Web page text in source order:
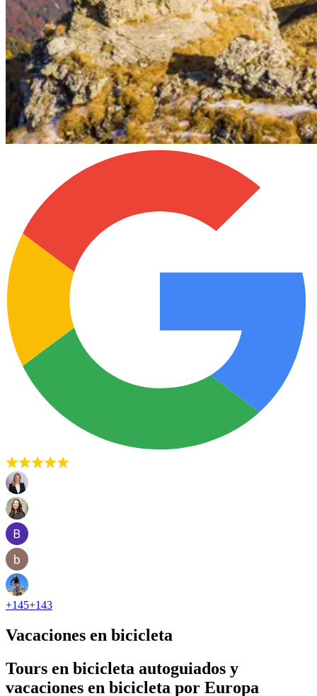
+145+143
Vacaciones en bicicleta
Tours en bicicleta autoguiados y
vacaciones en bicicleta por Europa